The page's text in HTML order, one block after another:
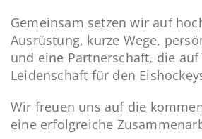
Gemeinsam setzen wir auf
Ausrüstung, kurze Wege,
und eine Partnerschaft, die
Leidenschaft für den
Wir freuen uns auf die
eine erfolgreiche